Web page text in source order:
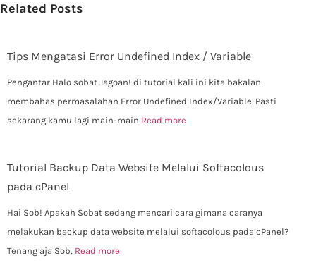
Related Posts
Tips Mengatasi Error Undefined Index / Variable
Pengantar Halo sobat Jagoan! di tutorial kali ini kita bakalan
membahas permasalahan Error Undefined Index/Variable. Pasti
sekarang kamu lagi main-main Read more
Tutorial Backup Data Website Melalui Softacolous
pada cPanel
Hai Sob! Apakah Sobat sedang mencari cara gimana caranya
melakukan backup data website melalui softacolous pada cPanel?
Tenang aja Sob, Read more